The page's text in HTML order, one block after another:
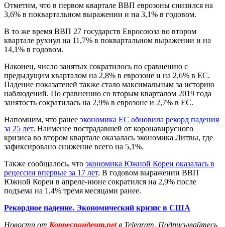
Отметим, что в первом квартале ВВП еврозоны снизился на
3,6% в поквартальном выражении и на 3,1% в годовом.
В то же время ВВП 27 государств Евросоюза во втором
квартале рухнул на 11,7% в поквартальном выражении и на
14,1% в годовом.
Наконец, число занятых сократилось по сравнению с
предыдущим кварталом на 2,8% в еврозоне и на 2,6% в ЕС.
Падение показателей также стало максимальным за историю
наблюдений. По сравнению со вторым кварталом 2019 года
занятость сократилась на 2,9% в еврозоне и 2,7% в ЕС.
Напомним, что ранее экономика ЕС обновила рекорд падения
за 25 лет. Наименее пострадавшей от коронавирусного
кризиса во втором квартале оказалась экономика Литвы, где
зафиксировано снижение всего на 5,1%.
Также сообщалось, что экономика Южной Кореи оказалась в
рецессии впервые за 17 лет. В годовом выражении ВВП
Южной Кореи в апреле-июне сократился на 2,9% после
подъема на 1,4% тремя месяцами ранее.
Рекордное падение. Экономический кризис в США
Новости от Корреспондент.netв Telegram. Подписывайтесь